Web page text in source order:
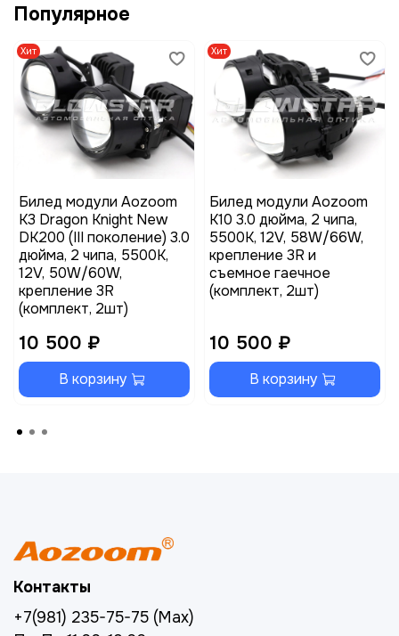
Популярное
Хит
Билед модули Aozoom
K3 Dragon Knight New
DK200 (III поколение) 3.0
дюйма, 2 чипа, 5500K,
12V, 50W/60W,
крепление 3R
(комплект, 2шт)
10 500 ₽
В корзину
Хит
Билед модули Aozoom
K10 3.0 дюйма, 2 чипа,
5500K, 12V, 58W/66W,
крепление 3R и
съемное гаечное
(комплект, 2шт)
10 500 ₽
В корзину
Контакты
+7(981) 235-75-75 (Max)